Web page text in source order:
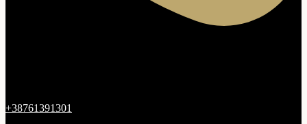
+38761391301